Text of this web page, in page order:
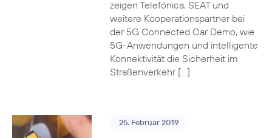
zeigen Telefónica, SEAT und
weitere Kooperationspartner bei
der 5G Connected Car Demo, wie
5G-Anwendungen und intelligente
Konnektivität die Sicherheit im
Straßenverkehr […]
25. Februar 2019